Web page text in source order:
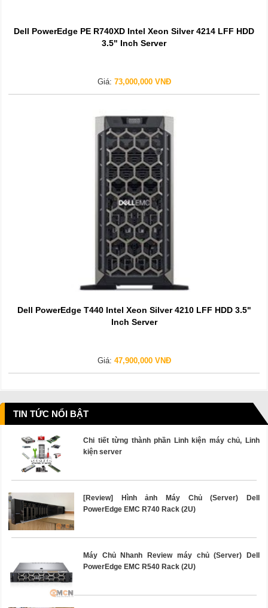
Dell PowerEdge PE R740XD Intel Xeon Silver 4214 LFF HDD
3.5" Inch Server
Giá: 73,000,000 VNĐ
Dell PowerEdge T440 Intel Xeon Silver 4210 LFF HDD 3.5"
Inch Server
Giá: 47,900,000 VNĐ
TIN TỨC NỔI BẬT
Chi tiết từng thành phần Linh kiện máy chủ, Linh
kiện server
[Review] Hình ảnh Máy Chủ (Server) Dell
PowerEdge EMC R740 Rack (2U)
Máy Chủ Nhanh Review máy chủ (Server) Dell
PowerEdge EMC R540 Rack (2U)